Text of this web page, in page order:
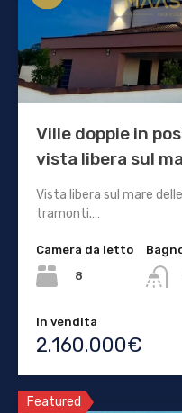
Ville doppie in
vista libera sul
Vista libera sul mare
tramonti.…
Camera da letto
8
In vendita
2.160.000€
Featured